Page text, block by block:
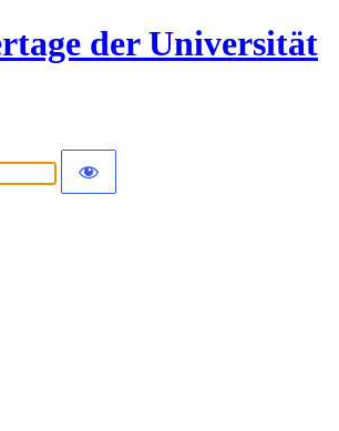
der Universität